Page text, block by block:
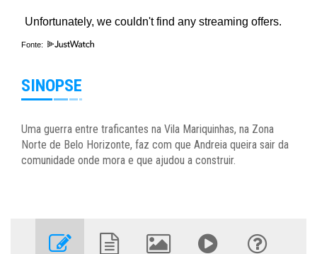
Fonte:
SINOPSE
Uma guerra entre traficantes na Vila Mariquinhas, na Zona
Norte de Belo Horizonte, faz com que Andreia queira sair da
comunidade onde mora e que ajudou a construir.